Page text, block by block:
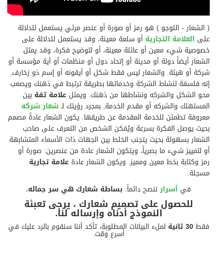
( الشعار - اللوجو ) هو رمز أو صورة أو عنصر مرئي يستعمل للدلالة
على العلامة التجارية أو سلعة معينة، وقد يستعمل للدلالة على
خصوصية شيء معين أو عائلة معينة، أو لتوضيح فكرة، وقد يمثل
الشعار أيضاً دولة أو مدينة أو إتحاد دول أو منظمات أو أية مؤسسة أو
شركة أو هيئة. والشعار ليس فقط شكل أو أيقونه أو إسم ذو زخارف,
إنه فلسفة لنشاط الشركة وخدماتها بطريقة ترتبط في ذهنك ويصعب
محو الشكل والشركه ونشاطها من ذهنك. ويمثل علامة ثقة بين
المستهلك والشركه أو مقدم الخدمة, بمجرد رؤيتك لـشعار شركه
معروفة تطمئن للخدمة المقدمة عن طريقها. يكون الشعار عادةً مصمم
بحيث يوصل الفكرة بسرعة ويُمَكن الشخص من التعرف على صاحب
الشعار بسهولة بحيث يتجنب الخلط بين الجهات ذات الأسماء المتشابهة
أو لتمييز شيء ما بصرياً، ويتكون الشعار عادة من عنصرين: صورة أو
رمز وكتابة بخط معين ومميز. ويكون الشعار عادة علامة تجارية
مسجلة.
في أسرار ننصح دائماً: بساطة شعارك هي سر جماله.
للحصول على تصميم شعارك ، يرجى تعبئة
النموذج أدناه وإرساله لنا.
فقط30 ثانية لملء البيانات المطلوبة، تأكد أننا سنقوم بالرد عليك في
أسرع وقت.